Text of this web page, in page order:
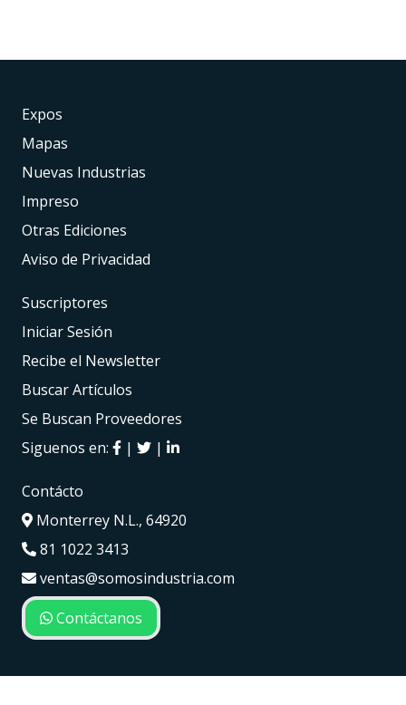
Expos
Mapas
Nuevas Industrias
Impreso
Otras Ediciones
Aviso de Privacidad
Suscriptores
Iniciar Sesión
Recibe el Newsletter
Buscar Artículos
Se Buscan Proveedores
Siguenos en:
| |
Contácto
Monterrey N.L., 64920
81 1022 3413
ventas@somosindustria.com
Contáctanos